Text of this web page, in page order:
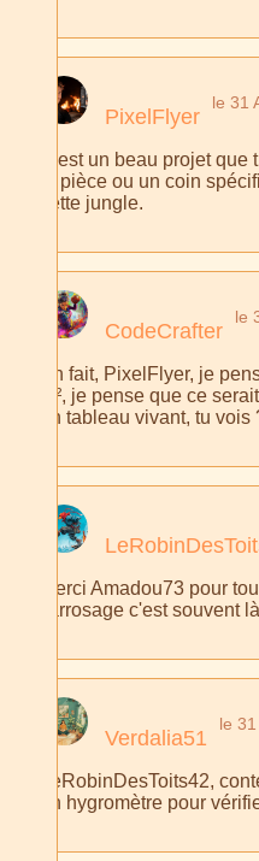
PixelFlyer
le 31
C'est un beau projet
la pièce ou un coin
cette jungle.
CodeCrafter
le
En fait, PixelFlyer, je
m², je pense que ce
un tableau vivant, tu vois
Merci Amadou73 pour
l'arrosage c'est souvent
Verdalia51
le
LeRobinDesToits42,
un hygromètre pour